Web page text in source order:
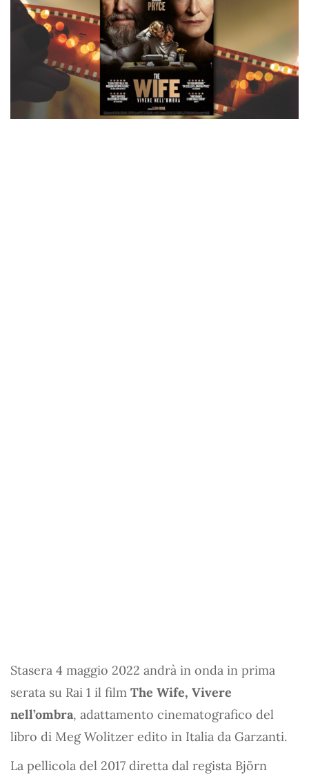
Stasera 4 maggio 2022 andrà in onda in prima
serata su Rai 1 il film The Wife, Vivere
nell’ombra, adattamento cinematografico del
libro di Meg Wolitzer edito in Italia da Garzanti.
La pellicola del 2017 diretta dal regista Björn